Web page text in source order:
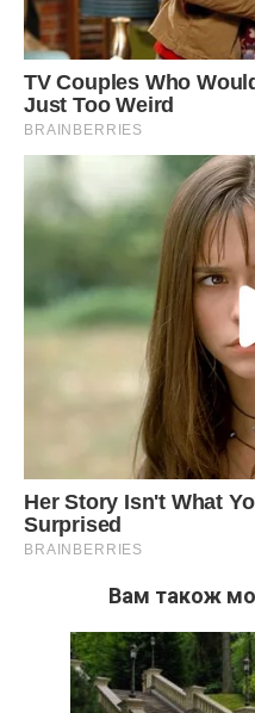
Вам також